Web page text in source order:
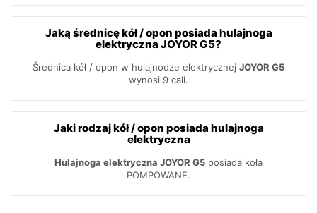
Jaką średnicę kół / opon posiada hulajnoga
elektryczna JOYOR G5?
Średnica kół / opon w hulajnodze elektrycznej JOYOR G5
wynosi 9 cali.
Jaki rodzaj kół / opon posiada hulajnoga
elektryczna
Hulajnoga elektryczna JOYOR G5 posiada koła
POMPOWANE.